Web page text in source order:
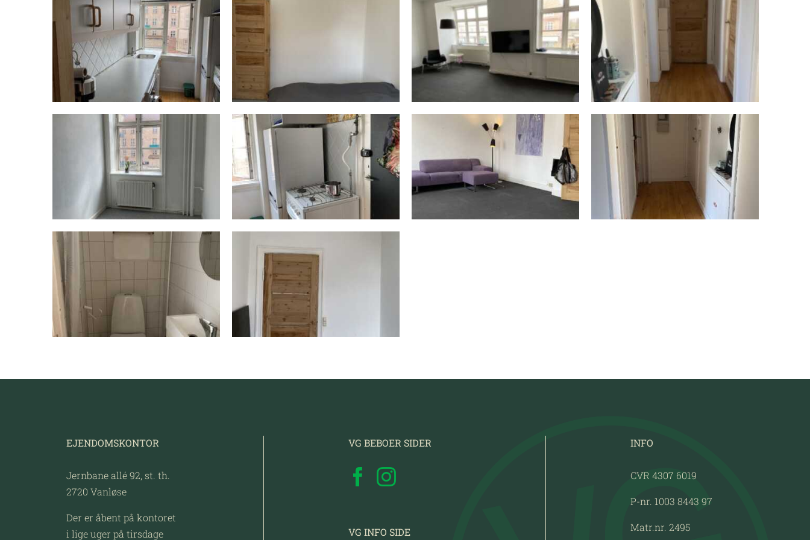
EJENDOMSKONTOR
Jernbane allé 92, st. th.
2720 Vanløse
Der er åbent på kontoret
i lige uger på tirsdage
VG BEBOER SIDER
VG INFO SIDE
INFO
CVR 4307 6019
P-nr. 1003 8443 97
Matr.nr. 2495